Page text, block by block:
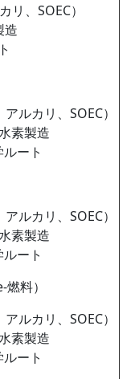
リ、SOEC）
造
ルカリ、SOEC）
素製造
ート
ルカリ、SOEC）
素製造
ート
料）
ルカリ、SOEC）
素製造
ート